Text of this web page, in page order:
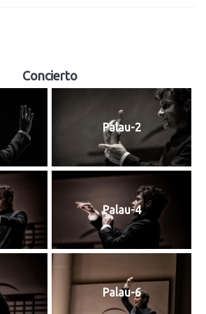
Concierto
Palau-2
Palau-4
Palau-6